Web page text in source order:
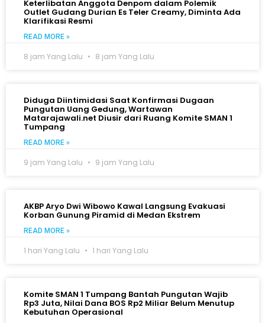
Keterlibatan Anggota Denpom dalam Polemik
Outlet Gudang Durian Es Teler Creamy, Diminta Ada
Klarifikasi Resmi
READ MORE »
8 jam Yang Lalu 8 jam Yang Lalu
Diduga Diintimidasi Saat Konfirmasi Dugaan
Pungutan Uang Gedung, Wartawan
Matarajawali.net Diusir dari Ruang Komite SMAN 1
Tumpang
READ MORE »
9 jam Yang Lalu 9 jam Yang Lalu
AKBP Aryo Dwi Wibowo Kawal Langsung Evakuasi
Korban Gunung Piramid di Medan Ekstrem
READ MORE »
1 hari Yang Lalu 1 hari Yang Lalu
Komite SMAN 1 Tumpang Bantah Pungutan Wajib
Rp3 Juta, Nilai Dana BOS Rp2 Miliar Belum Menutup
Kebutuhan Operasional